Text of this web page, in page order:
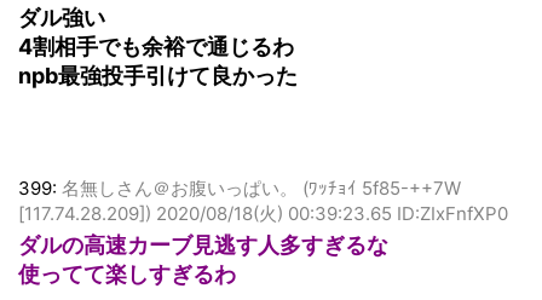
ダル強い
4割相手でも余裕で通じるわ
npb最強投手引けて良かった
399: 名無しさん＠お腹いっぱい。 (ﾜｯﾁｮｲ 5f85-++7W
[117.74.28.209]) 2020/08/18(火) 00:39:23.65 ID:ZIxFnfXP0
ダルの高速カーブ見逃す人多すぎるな
使ってて楽しすぎるわ